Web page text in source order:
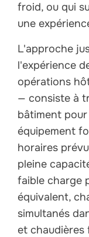
froid, ou qui
une
L'approche
l'expérience
opérations
— consiste à
bâtiment pour
équipement
horaires
pleine
faible charge
équivalent,
simultanés
et